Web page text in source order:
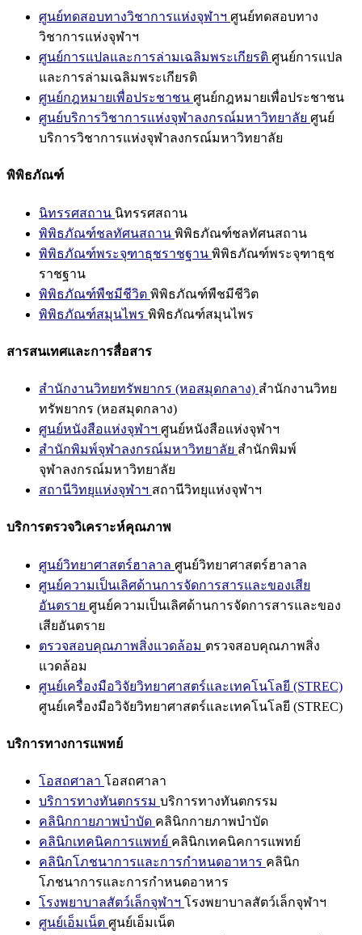
ศูนย์ทดสอบทางวิชาการแห่งจุฬาฯ ศูนย์ทดสอบทาง
วิชาการแห่งจุฬาฯ
ศูนย์การแปลและการล่ามเฉลิมพระเกียรติ ศูนย์การแปล
และการล่ามเฉลิมพระเกียรติ
ศูนย์กฎหมายเพื่อประชาชน ศูนย์กฎหมายเพื่อประชาชน
ศูนย์บริการวิชาการแห่งจุฬาลงกรณ์มหาวิทยาลัย ศูนย์
บริการวิชาการแห่งจุฬาลงกรณ์มหาวิทยาลัย
พิพิธภัณฑ์
นิทรรศสถาน นิทรรศสถาน
พิพิธภัณฑ์ชลทัศนสถาน พิพิธภัณฑ์ชลทัศนสถาน
พิพิธภัณฑ์พระจุฑาธุชราชฐาน พิพิธภัณฑ์พระจุฑาธุช
ราชฐาน
พิพิธภัณฑ์พืชมีชีวิต พิพิธภัณฑ์พืชมีชีวิต
พิพิธภัณฑ์สมุนไพร พิพิธภัณฑ์สมุนไพร
สารสนเทศและการสื่อสาร
สำนักงานวิทยทรัพยากร (หอสมุดกลาง) สำนักงานวิทย
ทรัพยากร (หอสมุดกลาง)
ศูนย์หนังสือแห่งจุฬาฯ ศูนย์หนังสือแห่งจุฬาฯ
สำนักพิมพ์จุฬาลงกรณ์มหาวิทยาลัย สำนักพิมพ์
จุฬาลงกรณ์มหาวิทยาลัย
สถานีวิทยุแห่งจุฬาฯ สถานีวิทยุแห่งจุฬาฯ
บริการตรวจวิเคราะห์คุณภาพ
ศูนย์วิทยาศาสตร์ฮาลาล ศูนย์วิทยาศาสตร์ฮาลาล
ศูนย์ความเป็นเลิศด้านการจัดการสารและของเสีย
อันตราย ศูนย์ความเป็นเลิศด้านการจัดการสารและของ
เสียอันตราย
ตรวจสอบคุณภาพสิ่งแวดล้อม ตรวจสอบคุณภาพสิ่ง
แวดล้อม
ศูนย์เครื่องมือวิจัยวิทยาศาสตร์และเทคโนโลยี (STREC)
ศูนย์เครื่องมือวิจัยวิทยาศาสตร์และเทคโนโลยี (STREC)
บริการทางการแพทย์
โอสถศาลา โอสถศาลา
บริการทางทันตกรรม บริการทางทันตกรรม
คลินิกกายภาพบำบัด คลินิกกายภาพบำบัด
คลินิกเทคนิคการแพทย์ คลินิกเทคนิคการแพทย์
คลินิกโภชนาการและการกำหนดอาหาร คลินิก
โภชนาการและการกำหนดอาหาร
โรงพยาบาลสัตว์เล็กจุฬาฯ โรงพยาบาลสัตว์เล็กจุฬาฯ
ศูนย์เอ็มเน็ต ศูนย์เอ็มเน็ต